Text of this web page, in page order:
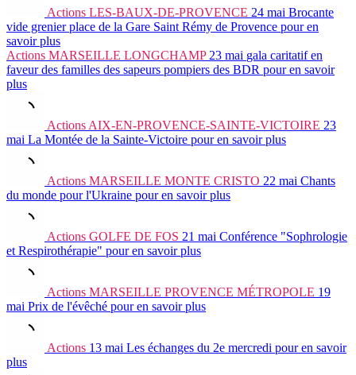
Actions LES-BAUX-DE-PROVENCE 24 mai Brocante
vide grenier place de la Gare Saint Rémy de Provence pour en
savoir plus
Actions MARSEILLE LONGCHAMP 23 mai gala caritatif en
faveur des familles des sapeurs pompiers des BDR pour en savoir
plus
Actions AIX-EN-PROVENCE-SAINTE-VICTOIRE 23
mai La Montée de la Sainte-Victoire pour en savoir plus
Actions MARSEILLE MONTE CRISTO 22 mai Chants
du monde pour l'Ukraine pour en savoir plus
Actions GOLFE DE FOS 21 mai Conférence "Sophrologie
et Respirothérapie" pour en savoir plus
Actions MARSEILLE PROVENCE MÉTROPOLE 19
mai Prix de l'évêché pour en savoir plus
Actions 13 mai Les échanges du 2e mercredi pour en savoir
plus